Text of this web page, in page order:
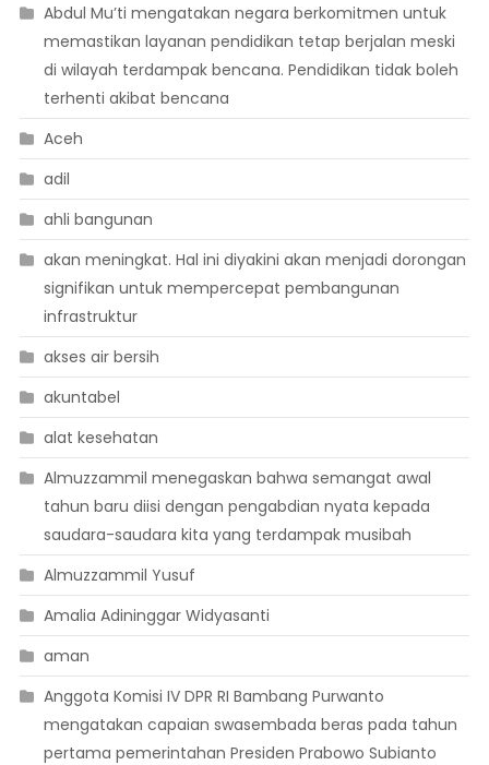
Abdul Mu’ti mengatakan negara berkomitmen untuk
memastikan layanan pendidikan tetap berjalan meski
di wilayah terdampak bencana. Pendidikan tidak boleh
terhenti akibat bencana
Aceh
adil
ahli bangunan
akan meningkat. Hal ini diyakini akan menjadi dorongan
signifikan untuk mempercepat pembangunan
infrastruktur
akses air bersih
akuntabel
alat kesehatan
Almuzzammil menegaskan bahwa semangat awal
tahun baru diisi dengan pengabdian nyata kepada
saudara-saudara kita yang terdampak musibah
Almuzzammil Yusuf
Amalia Adininggar Widyasanti
aman
Anggota Komisi IV DPR RI Bambang Purwanto
mengatakan capaian swasembada beras pada tahun
pertama pemerintahan Presiden Prabowo Subianto